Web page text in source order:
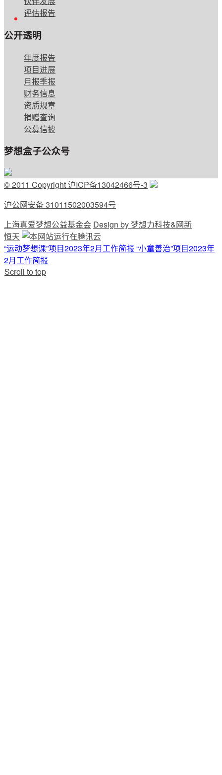
English
评估报告
公开透明
年度报告
项目进展
月报季报
财务信息
资质规章
捐赠查询
公募信披
梦想盒子公众号
© 2011 Copyright 沪ICP备13042466号-3
沪公网安备 31011502003594号
上海真爱梦想公益基金会 Design by 梦想力科技&网新
恒天
“运动梦想课”项目2023年2月工作简报 “小童善治”项目2023年
2月工作简报
Scroll to top